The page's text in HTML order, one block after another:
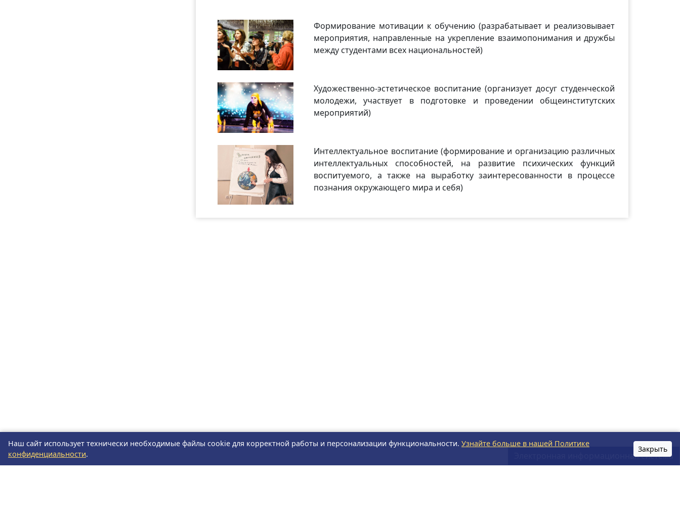
Электронная информационная система
Формирование мотивации к обучению (разрабатывает и реализовывает
мероприятия, направленные на укрепление взаимопонимания и дружбы
между студентами всех национальностей)
Художественно-эстетическое воспитание (организует досуг студенческой
молодежи, участвует в подготовке и проведении общеинститутских
мероприятий)
Интеллектуальное воспитание (формирование и организацию различных
интеллектуальных способностей, на развитие психических функций
воспитуемого, а также на выработку заинтересованности в процессе
познания окружающего мира и себя)
Наш сайт использует технически необходимые файлы cookie для корректной работы и персонализации функциональности. Узнайте больше в нашей Политике
конфиденциальности.
Закрыть